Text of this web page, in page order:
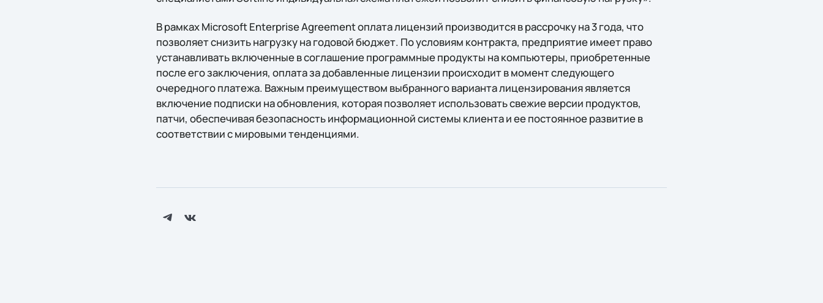
В рамках Microsoft Enterprise Agreement оплата лицензий производится в рассрочку на 3 года, что
позволяет снизить нагрузку на годовой бюджет. По условиям контракта, предприятие имеет право
устанавливать включенные в соглашение программные продукты на компьютеры, приобретенные
после его заключения, оплата за добавленные лицензии происходит в момент следующего
очередного платежа. Важным преимуществом выбранного варианта лицензирования является
включение подписки на обновления, которая позволяет использовать свежие версии продуктов,
патчи, обеспечивая безопасность информационной системы клиента и ее постоянное развитие в
соответствии с мировыми тенденциями.